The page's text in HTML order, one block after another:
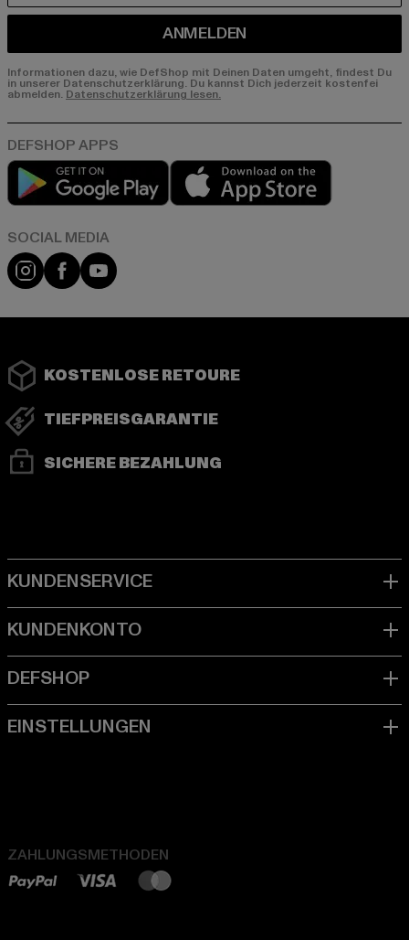
ANMELDEN
Informationen dazu, wie DefShop mit Deinen Daten umgeht, findest Du
in unserer Datenschutzerklärung. Du kannst Dich jederzeit kostenfei
abmelden. Datenschutzerklärung lesen.
Play market
Instagram
FacebookYouTube
KOSTENLOSE RETOURE
TIEFPREISGARANTIE
SICHERE BEZAHLUNG
ZAHLUNGSMETHODEN